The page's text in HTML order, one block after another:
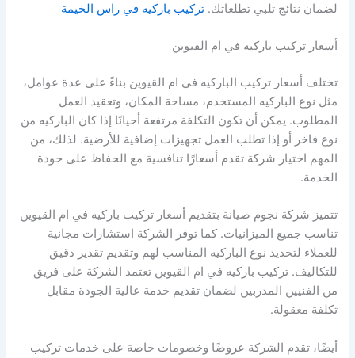
لضمان نتائج تلبي تطلعاتك.تركيب باركيه في راس الخيمة
أسعار تركيب باركيه في ام القيوين
تختلف أسعار تركيب الباركيه في ام القيوين بناءً على عدة عوامل،
مثل نوع الباركيه المستخدم، مساحة المكان، وتعقيد العمل
المطلوب. يمكن أن تكون التكلفة مرتفعة أحيانًا إذا كان الباركيه من
نوع فاخر أو إذا تطلب العمل تجهيزات إضافية للأرضية. لذلك، من
المهم اختيار شركة تقدم أسعارًا تنافسية مع الحفاظ على جودة
الخدمة.
تتميز شركة نجوم صيانة بتقديم أسعار تركيب باركيه في ام القيوين
تناسب جميع الميزانيات. كما توفر الشركة استشارات مجانية
للعملاء لتحديد نوع الباركيه المناسب لهم وتقديم تقدير دقيق
للتكاليف. تركيب باركيه في ام القيوين تعتمد الشركة على فريق
من الفنيين المدربين لضمان تقديم خدمة عالية الجودة مقابل
تكلفة معقولة.
أيضًا، تقدم الشركة عروضًا وخصومات خاصة على خدمات تركيب